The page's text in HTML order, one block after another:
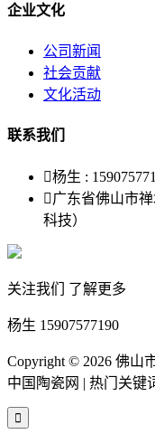
企业文化
公司新闻
社会贡献
文化活动
联系我们
杨生 :
广东省佛山市
科技）
关注我们 了解更多
杨生 15907577190
Copyright © 2026 佛山
中国陶瓷网 | 热门关键
